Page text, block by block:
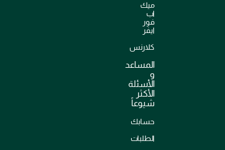
ميك
اب
فور
ايفر
كلارنس
المساعد
و
الأسئلة
الأكثر
شيوعاً
حسابك
الطلبات